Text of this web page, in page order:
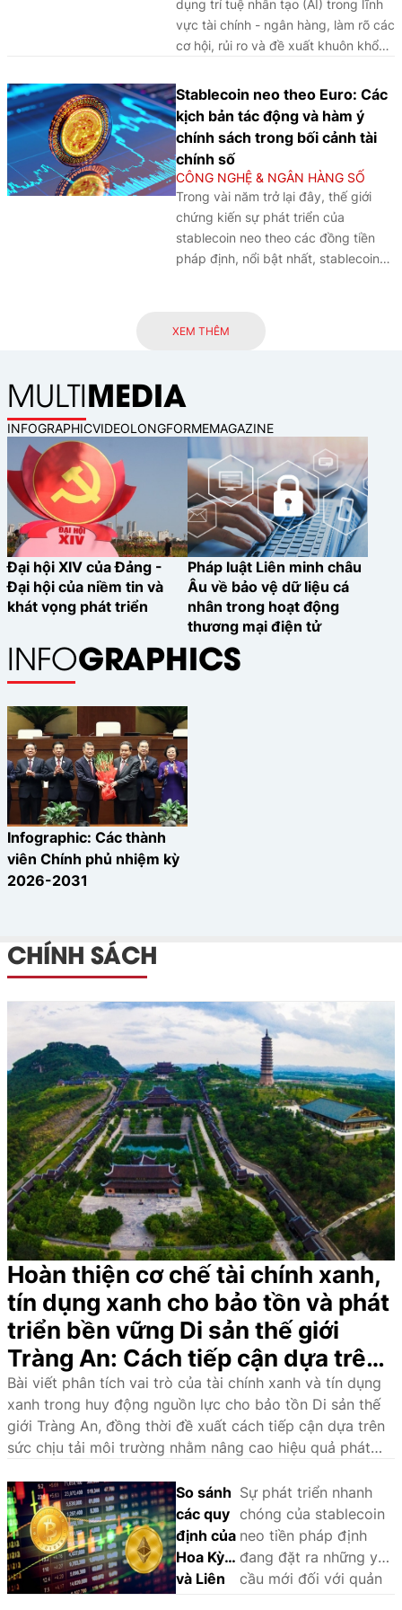
dụng trí tuệ nhân tạo (AI) trong lĩnh
vực tài chính - ngân hàng, làm rõ các
cơ hội, rủi ro và đề xuất khuôn khổ
công nghệ này một cách hiệu quả,
an toàn và bền vững.
Stablecoin neo theo Euro: Các
kịch bản tác động và hàm ý
chính sách trong bối cảnh tài
chính số
CÔNG NGHỆ & NGÂN HÀNG SỐ
Trong vài năm trở lại đây, thế giới
chứng kiến sự phát triển của
stablecoin neo theo các đồng tiền
pháp định, nổi bật nhất, stablecoin
hệ thống tài chính toàn cầu. Tại các
khu vực đồng tiền khác cũng như
Khu vực đồng Euro câu chuyện này
phân tích một cách hệ thống cơ chế
truyền dẫn của stablecoin neo theo
Euro, các kịch bản tác động và đưa
ra một số hàm ý chính sách.
XEM THÊM
MULTIMEDIA
INFOGRAPHICVIDEOLONGFORMEMAGAZINE
Đại hội XIV của Đảng -
Đại hội của niềm tin và
khát vọng phát triển
Pháp luật Liên minh châu
Âu về bảo vệ dữ liệu cá
nhân trong hoạt động
thương mại điện tử
INFOGRAPHICS
Infographic: Các thành
viên Chính phủ nhiệm kỳ
2026-2031
CHÍNH SÁCH
Hoàn thiện cơ chế tài chính xanh,
tín dụng xanh cho bảo tồn và phát
triển bền vững Di sản thế giới
Tràng An: Cách tiếp cận dựa trên
sức chịu tải môi trường
Bài viết phân tích vai trò của tài chính xanh và tín dụng
xanh trong huy động nguồn lực cho bảo tồn Di sản thế
giới Tràng An, đồng thời đề xuất cách tiếp cận dựa trên
sức chịu tải môi trường nhằm nâng cao hiệu quả phát
So sánh
các quy
định của
Hoa Kỳ
và Liên
Sự phát triển nhanh
chóng của stablecoin
neo tiền pháp định
đang đặt ra những yêu
cầu mới đối với quản